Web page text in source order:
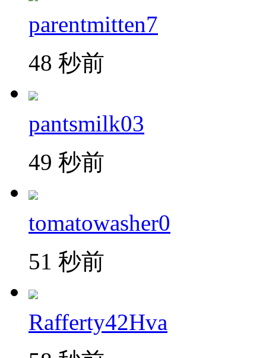
parentmitten7
48 秒前
pantsmilk03
49 秒前
tomatowasher0
51 秒前
Rafferty42Hva